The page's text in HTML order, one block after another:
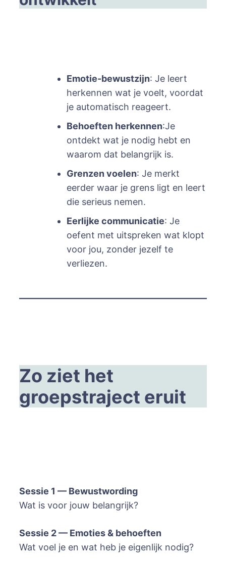
Emotie-bewustzijn: Je leert
herkennen wat je voelt, voordat
je automatisch reageert.
Behoeften herkennen:Je
ontdekt wat je nodig hebt en
waarom dat belangrijk is.
Grenzen voelen: Je merkt
eerder waar je grens ligt en leert
die serieus nemen.
Eerlijke communicatie: Je
oefent met uitspreken wat klopt
voor jou, zonder jezelf te
verliezen.
Zo ziet het
groepstraject eruit
Sessie 1 — Bewustwording
Wat is voor jouw belangrijk?
Sessie 2 — Emoties & behoeften
Wat voel je en wat heb je eigenlijk nodig?